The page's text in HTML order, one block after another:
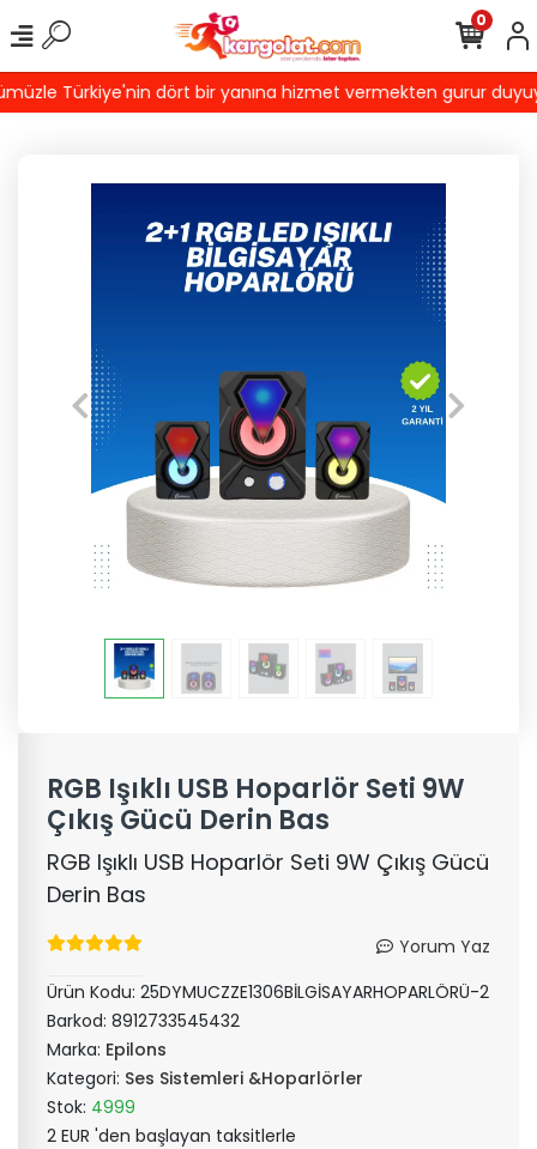
Türkiye'nin dört bir yanına hizmet vermekten gurur
0
RGB Işıklı USB Hoparlör Seti 9W
Çıkış Gücü Derin Bas
RGB Işıklı USB Hoparlör Seti 9W Çıkış Gücü
Derin Bas
Yorum Yaz
Ürün Kodu: 25DYMUCZZE1306BİLGİSAYARHOPARLÖRÜ-2
Barkod: 8912733545432
Marka: Epilons
Kategori: Ses Sistemleri &Hoparlörler
Stok: 4999
2 EUR 'den başlayan taksitlerle